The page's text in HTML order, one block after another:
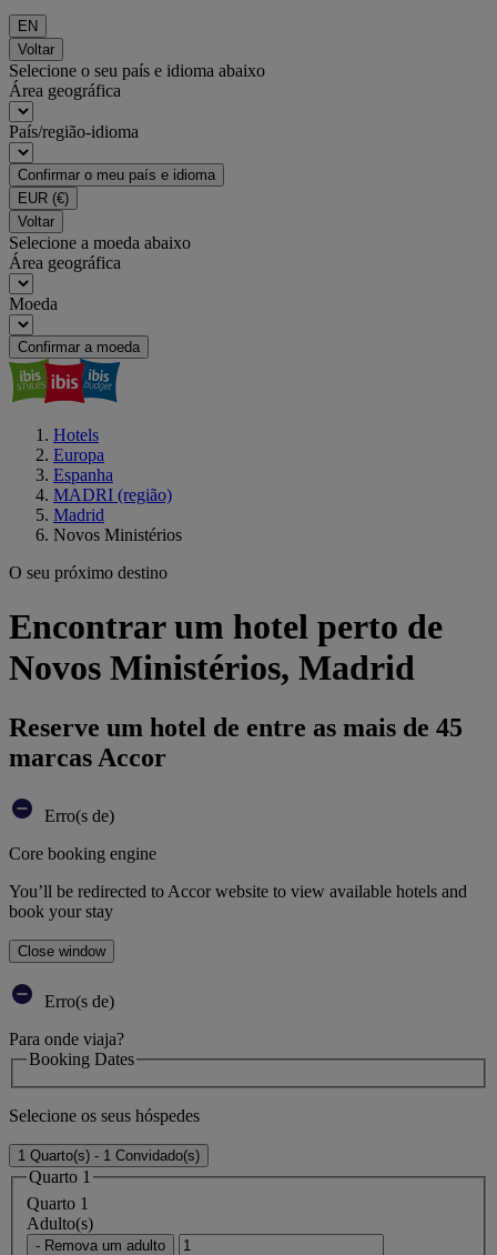
EN
Voltar
Selecione o seu país e idioma abaixo
Área geográfica
País/região-idioma
Confirmar o meu país e idioma
EUR (€)
Voltar
Selecione a moeda abaixo
Área geográfica
Moeda
Confirmar a moeda
Hotels
Europa
Espanha
MADRI (região)
Madrid
Novos Ministérios
O seu próximo destino
Encontrar um hotel perto de
Novos Ministérios, Madrid
Reserve um hotel de entre as mais de 45
marcas Accor
Erro(s de)
Core booking engine
You’ll be redirected to Accor website to view available hotels and
book your stay
Close window
Erro(s de)
Para onde viaja?
Booking Dates
Selecione os seus hóspedes
1 Quarto(s) - 1 Convidado(s)
Quarto 1
Quarto 1
Adulto(s)
- Remova um adulto